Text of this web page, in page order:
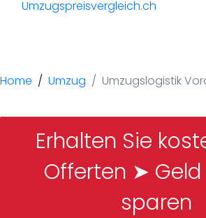
Umzugslogistik
Home Umzug Umzugslogistik
Erhalten Sie
Offerten ➤ Geld
sparen